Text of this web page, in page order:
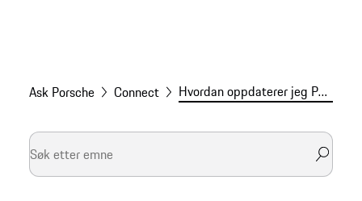
Ask Porsche Connect Hvordan oppdaterer jeg Porsche-navigasjonssystemet mitt?